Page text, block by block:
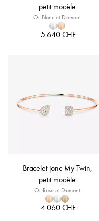
petit modèle
Or Blanc et Diamant
5 640 CHF
Bracelet jonc My Twin,
petit modèle
Or Rose et Diamant
4 060 CHF